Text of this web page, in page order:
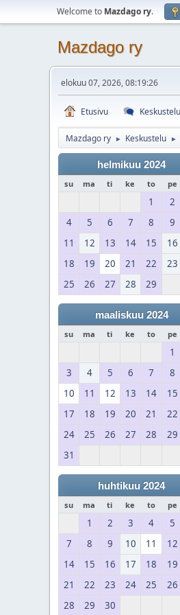
Welcome to Mazdago ry.
Mazdago ry
elokuu 07, 2026, 08:19:26
Etusivu Keskustelu
Mazdago ry ► Keskustelu ►
helmikuu 2024
su ma ti ke to pe
1 2
4
5 6 7 8 9
11
12 13 14 15 16
18
19 20 21 22 23
25
26 27 28 29
maaliskuu 2024
su ma ti ke to pe
1
3
4 5 6 7 8
10
11 12 13 14 15
17
18 19 20 21 22
24
25 26 27 28 29
31
huhtikuu 2024
su ma ti ke to pe
1 2 3 4 5
7
8 9 10 11 12
14
15 16 17 18 19
21
22 23 24 25 26
28
29 30